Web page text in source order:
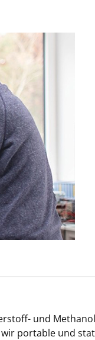
und
portable und